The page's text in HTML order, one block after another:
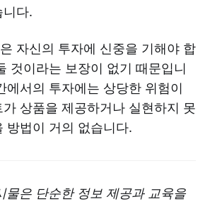
니다.
자신의 투자에 신중을 기해야 합
것이라는 보장이 없기 때문입니
에서의 투자에는 상당한 위험이
상품을 제공하거나 실현하지 못
방법이 거의 없습니다.
물은 단순한 정보 제공과 교육을